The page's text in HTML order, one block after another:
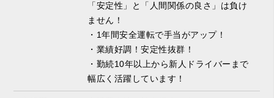
「安定性」と「人間関係の良さ」は負け
ません！
・1年間安全運転で手当がアップ！
・業績好調！安定性抜群！
・勤続10年以上から新人ドライバーまで
幅広く活躍しています！